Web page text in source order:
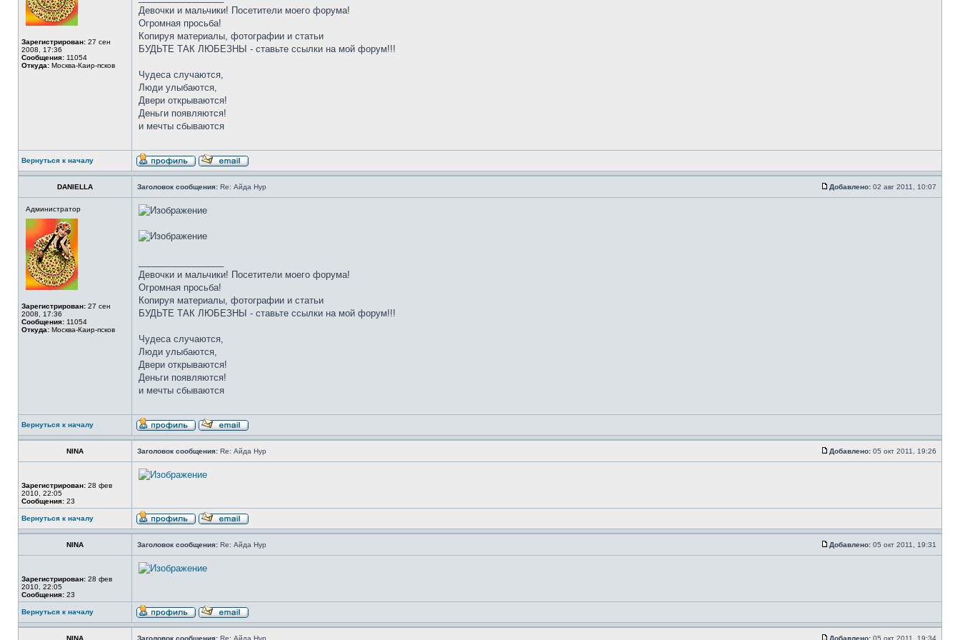
Зарегистрирован: 27 сен
2008, 17:36
Сообщения: 11054
Откуда: Москва-Каир-псков
Девочки и мальчики! Посетители моего форума!
Огромная просьба!
Копируя материалы, фотографии и статьи
БУДЬТЕ ТАК ЛЮБЕЗНЫ - ставьте ссылки на мой форум!!!
Чудеса случаются,
Люди улыбаются,
Двери открываются!
Деньги появляются!
и мечты сбываются
Вернуться к началу
DANIELLA Заголовок сообщения: Re: Айда Нур Добавлено: 02 авг 2011, 10:07
Администратор
Зарегистрирован: 27 сен
2008, 17:36
Сообщения: 11054
Откуда: Москва-Каир-псков
Девочки и мальчики! Посетители моего форума!
Огромная просьба!
Копируя материалы, фотографии и статьи
БУДЬТЕ ТАК ЛЮБЕЗНЫ - ставьте ссылки на мой форум!!!
Чудеса случаются,
Люди улыбаются,
Двери открываются!
Деньги появляются!
и мечты сбываются
Вернуться к началу
NINA Заголовок сообщения: Re: Айда Нур Добавлено: 05 окт 2011, 19:26
Зарегистрирован: 28 фев
2010, 22:05
Сообщения: 23
Вернуться к началу
NINA Заголовок сообщения: Re: Айда Нур Добавлено: 05 окт 2011, 19:31
Зарегистрирован: 28 фев
2010, 22:05
Сообщения: 23
Вернуться к началу
NINA Заголовок сообщения: Re: Айда Нур Добавлено: 05 окт 2011, 19:34